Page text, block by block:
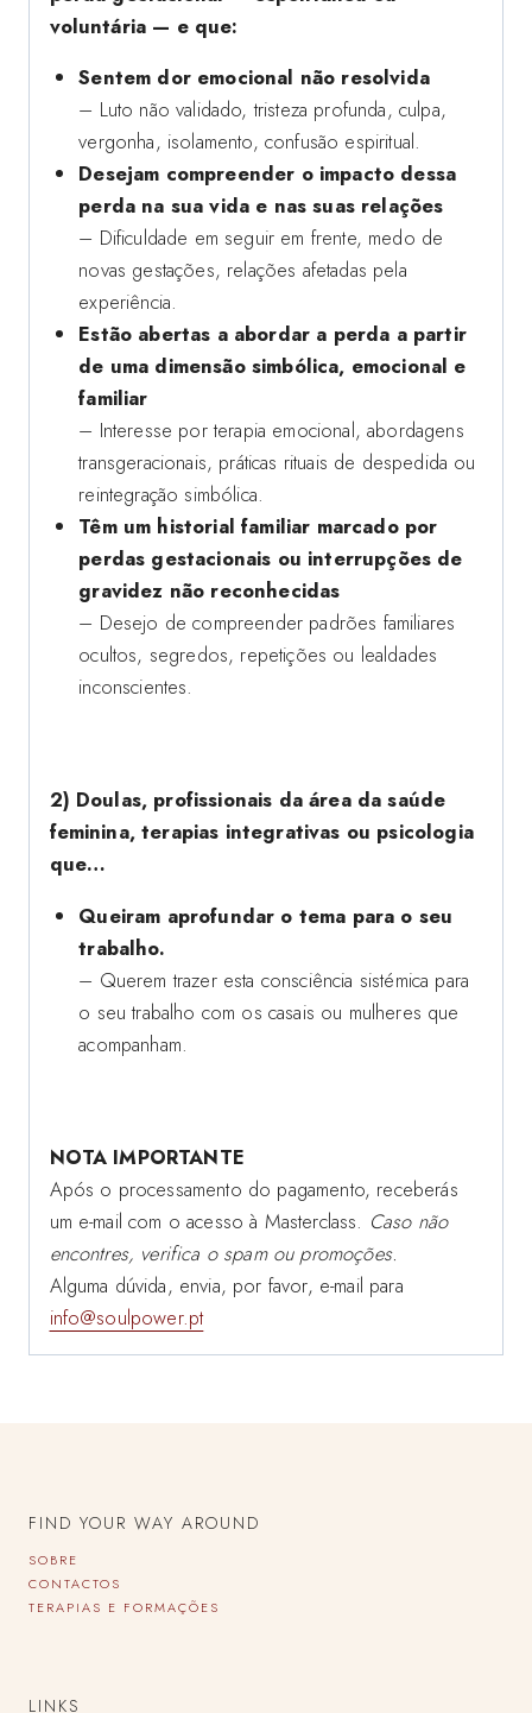
voluntária — e que:
Sentem dor emocional não resolvida
– Luto não validado, tristeza profunda, culpa,
vergonha, isolamento, confusão espiritual.
Desejam compreender o impacto dessa
perda na sua vida e nas suas relações
– Dificuldade em seguir em frente, medo de
novas gestações, relações afetadas pela
experiência.
Estão abertas a abordar a perda a partir
de uma dimensão simbólica, emocional e
familiar
– Interesse por terapia emocional, abordagens
transgeracionais, práticas rituais de despedida ou
reintegração simbólica.
Têm um historial familiar marcado por
perdas gestacionais ou interrupções de
gravidez não reconhecidas
– Desejo de compreender padrões familiares
ocultos, segredos, repetições ou lealdades
inconscientes.
2) Doulas, profissionais da área da saúde
feminina, terapias integrativas ou psicologia
que…
Queiram aprofundar o tema para o seu
trabalho.
– Querem trazer esta consciência sistémica para
o seu trabalho com os casais ou mulheres que
acompanham.
NOTA IMPORTANTE
Após o processamento do pagamento, receberás
um e-mail com o acesso à Masterclass. Caso não
encontres, verifica o spam ou promoções.
Alguma dúvida, envia, por favor, e-mail para
info@soulpower.pt
FIND YOUR WAY AROUND
SOBRE
CONTACTOS
TERAPIAS E FORMAÇÕES
LINKS